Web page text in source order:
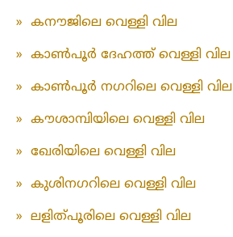
» കനൗജിലെ വെള്ളി വില
» കാൺപൂർ ദേഹത്ത് വെള്ളി വില
» കാൺപൂർ നഗറിലെ വെള്ളി വില
» കൗശാമ്പിയിലെ വെള്ളി വില
» ഖേരിയിലെ വെള്ളി വില
» കുശിനഗറിലെ വെള്ളി വില
» ലളിത്പൂരിലെ വെള്ളി വില